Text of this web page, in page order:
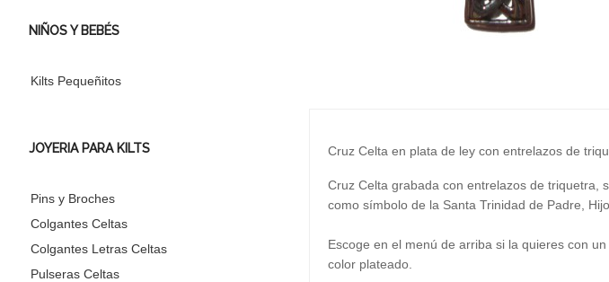
Cruz Celta en plata de ley con entrelazos de
Cruz Celta grabada con entrelazos de triquetra,
como símbolo de la Santa Trinidad de Padre,
Escoge en el menú de arriba si la quieres con
color plateado.
NIÑOS Y BEBÉS
Kilts Pequeñitos
JOYERIA PARA KILTS
Pins y Broches
Colgantes Celtas
Colgantes Letras Celtas
Pulseras Celtas